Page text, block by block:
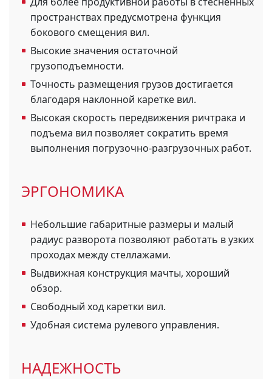
пространствах предусмотрена функция
бокового смещения вил.
Высокие значения остаточной
грузоподъемности.
Точность размещения грузов достигается
благодаря наклонной каретке вил.
Высокая скорость передвижения ричтрака и
подъема вил позволяет сократить время
выполнения погрузочно-разгрузочных работ.
ЭРГОНОМИКА
Небольшие габаритные размеры и малый
радиус разворота позволяют работать в узких
проходах между стеллажами.
Выдвижная конструкция мачты, хороший
обзор.
Свободный ход каретки вил.
Удобная система рулевого управления.
НАДЕЖНОСТЬ